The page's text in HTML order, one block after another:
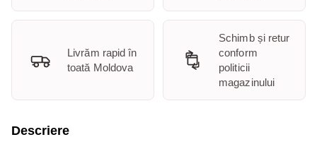
Livrăm rapid în
toată Moldova
Schimb și retur
conform
politicii
magazinului
Descriere